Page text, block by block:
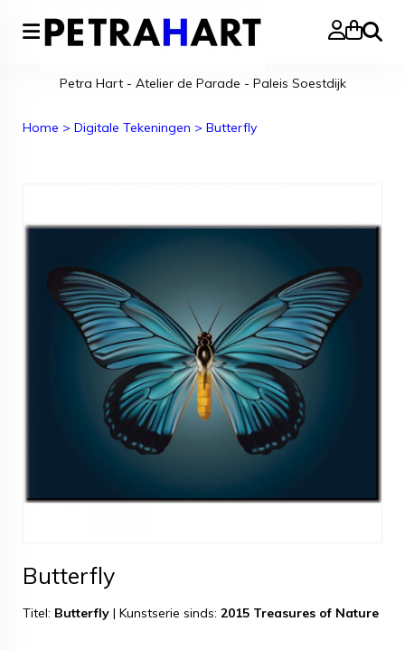
Zoeken
Petra Hart - Atelier de Parade - Paleis Soestdijk
Home > Digitale Tekeningen > Butterfly
Butterfly
Titel: Butterfly | Kunstserie sinds: 2015 Treasures of Nature